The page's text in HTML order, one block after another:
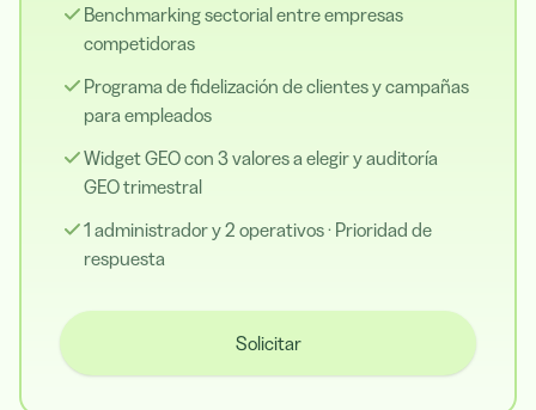
Benchmarking sectorial entre empresas
competidoras
Programa de fidelización de clientes y campañas
para empleados
Widget GEO con 3 valores a elegir y auditoría
GEO trimestral
1 administrador y 2 operativos · Prioridad de
respuesta
Solicitar